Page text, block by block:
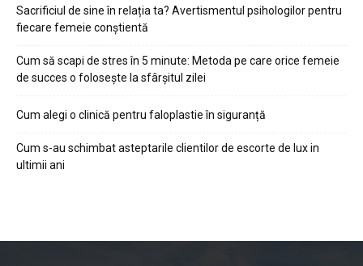
Sacrificiul de sine în relația ta? Avertismentul psihologilor pentru
fiecare femeie conștientă
Cum să scapi de stres în 5 minute: Metoda pe care orice femeie
de succes o folosește la sfârșitul zilei
Cum alegi o clinică pentru faloplastie în siguranță
Cum s-au schimbat asteptarile clientilor de escorte de lux in
ultimii ani